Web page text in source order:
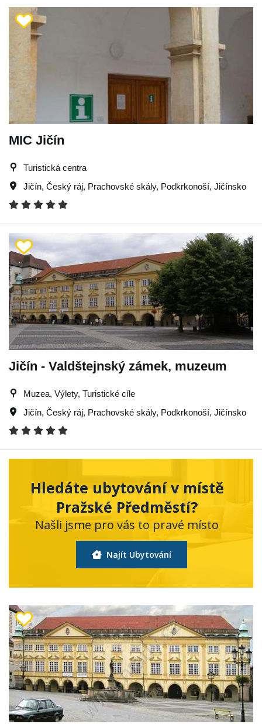
MIC Jičín
Turistická centra
Jičín, Český ráj, Prachovské skály, Podkrkonoší, Jičínsko
Jičín - Valdštejnský zámek, muzeum
Muzea, Výlety, Turistické cíle
Jičín, Český ráj, Prachovské skály, Podkrkonoší, Jičínsko
Hledáte ubytování v místě
Pražské Předměstí?
Našli jsme pro vás to pravé místo
Najít Ubytování